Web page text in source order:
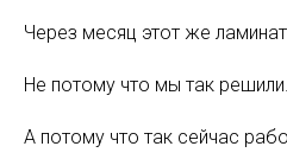
Через месяц этот же
Не потому что мы так решили.
А потому что так сейчас